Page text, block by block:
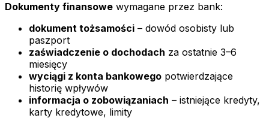
Dokumenty finansowe wymagane przez bank:
dokument tożsamości – dowód osobisty lub
paszport
zaświadczenie o dochodach za ostatnie 3–6
miesięcy
wyciągi z konta bankowego potwierdzające
historię wpływów
informacja o zobowiązaniach – istniejące kredyty,
karty kredytowe, limity